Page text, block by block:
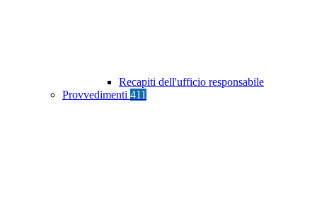
Recapiti dell'ufficio responsabile
Provvedimenti 411